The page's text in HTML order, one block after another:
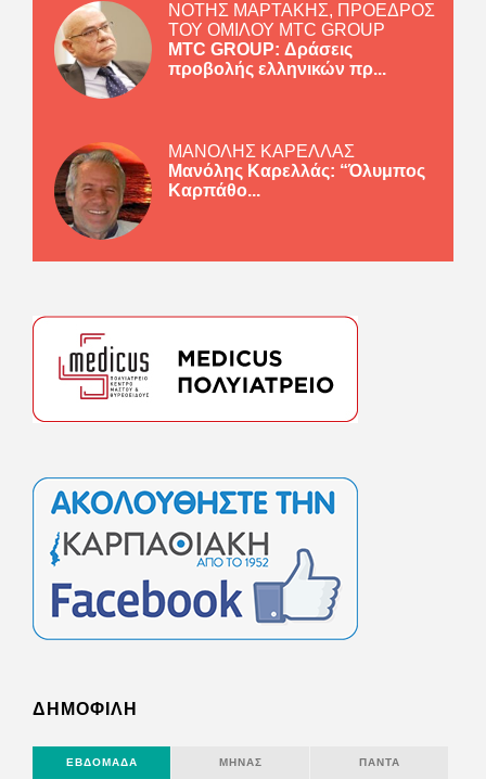
ΝΟΤΗΣ ΜΑΡΤΑΚΗΣ, ΠΡΟΕΔΡΟΣ
ΤΟΥ ΟΜΙΛΟΥ MTC GROUP
MTC GROUP: Δράσεις
προβολής ελληνικών πρ...
ΜΑΝΟΛΗΣ ΚΑΡΕΛΛΑΣ
Μανόλης Καρελλάς: “Όλυμπος
Καρπάθο...
ΔΗΜΟΦΙΛΗ
ΕΒΔΟΜΆΔΑ ΜΉΝΑΣ ΠΆΝΤΑ